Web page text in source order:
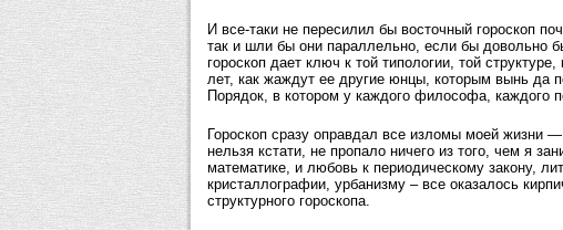
И все-таки не пересилил бы восточный гороскоп
так и шли бы они параллельно, если бы довольно
гороскоп дает ключ к той типологии, той
лет, как жаждут ее другие юнцы, которым вынь да
Порядок, в котором у каждого философа, каждого
Гороскоп сразу оправдал все изломы моей жизни
нельзя кстати, не пропало ничего из того, чем я
математике, и любовь к периодическому закону,
кристаллографии, урбанизму – все оказалось
структурного гороскопа.